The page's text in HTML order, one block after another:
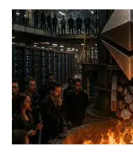
ETH : Ethereum veut